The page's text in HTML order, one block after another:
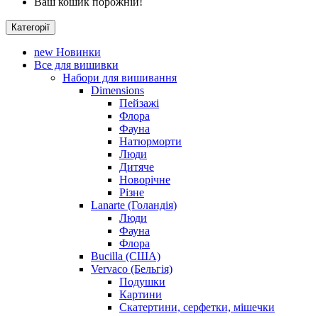
Категорії
new Новинки
Все для вишивки
Набори для вишивання
Dimensions
Пейзажі
Флора
Фауна
Натюрморти
Люди
Дитяче
Новорічне
Різне
Lanarte (Голандія)
Люди
Фауна
Флора
Bucilla (США)
Vervaco (Бельгія)
Подушки
Картини
Скатертини, серфетки, мішечки